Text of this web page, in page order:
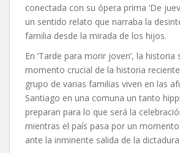
conectada con su ópera prima ‘De
un sentido relato que narraba la
familia desde la mirada de los hijos.
En ‘Tarde para morir joven’, la historia
momento crucial de la historia
grupo de varias familias viven en las
Santiago en una comuna un tanto
preparan para lo que será la
mientras el país pasa por un
ante la inminente salida de la